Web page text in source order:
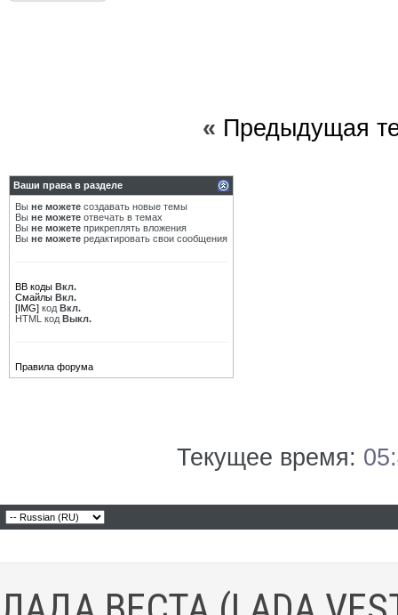
« Предыдущая
Ваши права в разделе
Вы не можете создавать новые темы
Вы не можете отвечать в темах
Вы не можете прикреплять вложения
Вы не можете редактировать свои сообщения
BB коды Вкл.
Смайлы Вкл.
[IMG] код Вкл.
HTML код Выкл.
Правила форума
Текущее время: